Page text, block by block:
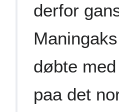
derfor
døbte
paa det